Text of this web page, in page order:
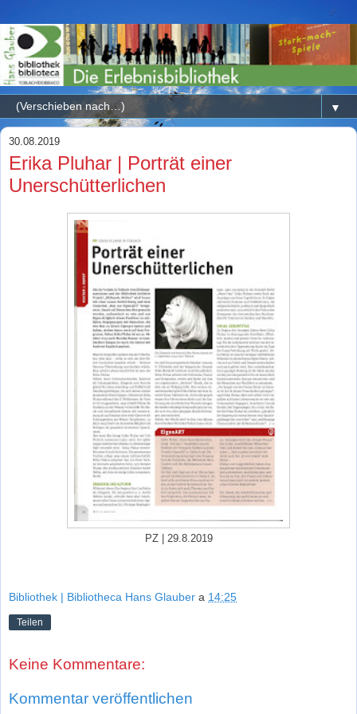
▼
30.08.2019
Erika Pluhar | Porträt einer
Unerschütterlichen
PZ | 29.8.2019
Bibliothek | Bibliotheca Hans Glauber a 14:25
Teilen
Keine Kommentare:
Kommentar veröffentlichen